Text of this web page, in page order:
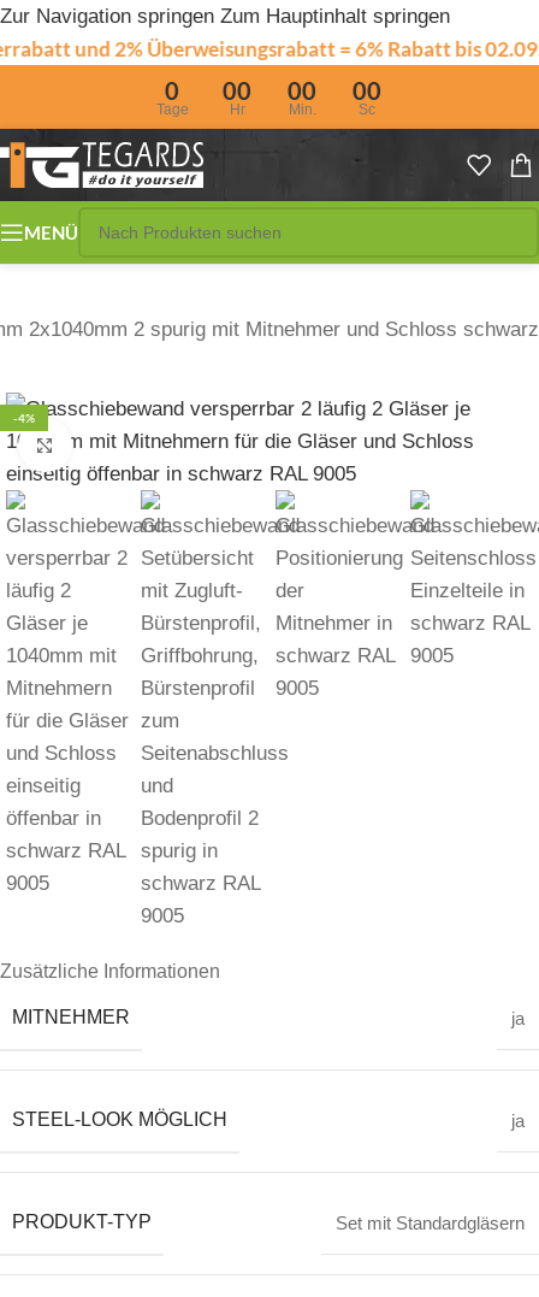
Zur Navigation springen Zum Hauptinhalt springen
und 2% Überweisungsrabatt = 6% Rabatt bis
0
Tage
00
Hr
00
Min.
00
Sc
MENÜ
2x1040mm 2 spurig mit Mitnehmer und Schloss schwarz
-4%
Zum Vergrößern klicken
Zusätzliche Informationen
MITNEHMER ja
STEEL-LOOK MÖGLICH ja
PRODUKT-TYP Set mit Standardgläsern